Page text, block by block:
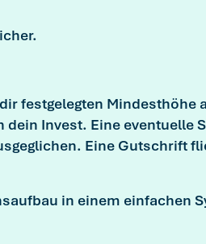
festgelegten Mindesthöhe
dein Invest. Eine eventuelle
Eine Gutschrift
in einem einfachen